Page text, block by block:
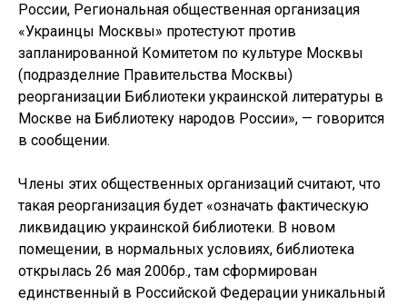
России, Региональная общественная организация
«Украинцы Москвы» протестуют против
запланированной Комитетом по культуре Москвы
(подразделние Правительства Москвы)
реорганизации Библиотеки украинской литературы в
Москве на Библиотеку народов России», — говорится
в сообщении.
Члены этих общественных организаций считают, что
такая реорганизация будет «означать фактическую
ликвидацию украинской библиотеки. В новом
помещении, в нормальных условиях, библиотека
открылась 26 мая 2006р., там сформирован
единственный в Российской Федерации уникальный